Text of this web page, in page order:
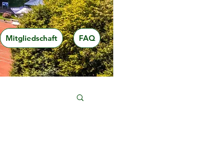
Mitgliedschaft FAQ